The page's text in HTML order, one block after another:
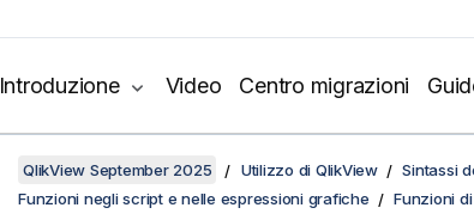
Introduzione Video Centro migrazioni
QlikView September 2025 Utilizzo di QlikView
Sintassi
Funzioni negli script e nelle espressioni grafiche
Funzioni